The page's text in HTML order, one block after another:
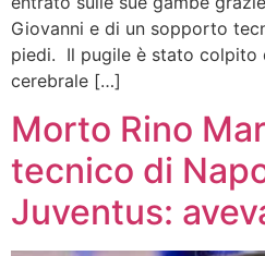
Giovanni e di un sopporto
piedi. Il pugile è stato colpito
cerebrale […]
Morto Rino
tecnico di
Juventus: